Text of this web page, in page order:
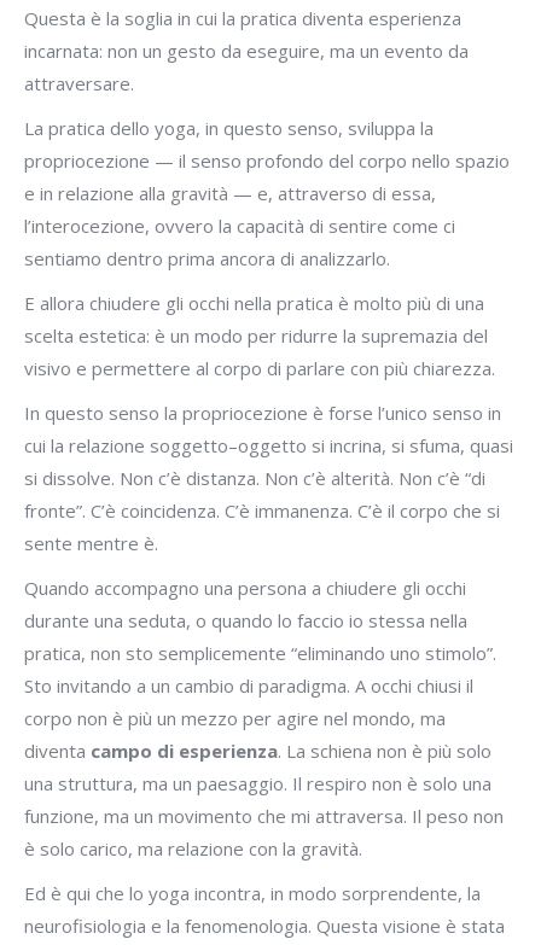
Questa è la soglia in cui la pratica diventa esperienza
incarnata: non un gesto da eseguire, ma un evento da
attraversare.
La pratica dello yoga, in questo senso, sviluppa la
propriocezione — il senso profondo del corpo nello spazio
e in relazione alla gravità — e, attraverso di essa,
l’interocezione, ovvero la capacità di sentire come ci
sentiamo dentro prima ancora di analizzarlo.
E allora chiudere gli occhi nella pratica è molto più di una
scelta estetica: è un modo per ridurre la supremazia del
visivo e permettere al corpo di parlare con più chiarezza.
In questo senso la propriocezione è forse l’unico senso in
cui la relazione soggetto–oggetto si incrina, si sfuma, quasi
si dissolve. Non c’è distanza. Non c’è alterità. Non c’è “di
fronte”. C’è coincidenza. C’è immanenza. C’è il corpo che si
sente mentre è.
Quando accompagno una persona a chiudere gli occhi
durante una seduta, o quando lo faccio io stessa nella
pratica, non sto semplicemente “eliminando uno stimolo”.
Sto invitando a un cambio di paradigma. A occhi chiusi il
corpo non è più un mezzo per agire nel mondo, ma
diventa campo di esperienza. La schiena non è più solo
una struttura, ma un paesaggio. Il respiro non è solo una
funzione, ma un movimento che mi attraversa. Il peso non
è solo carico, ma relazione con la gravità.
Ed è qui che lo yoga incontra, in modo sorprendente, la
neurofisiologia e la fenomenologia. Questa visione è stata